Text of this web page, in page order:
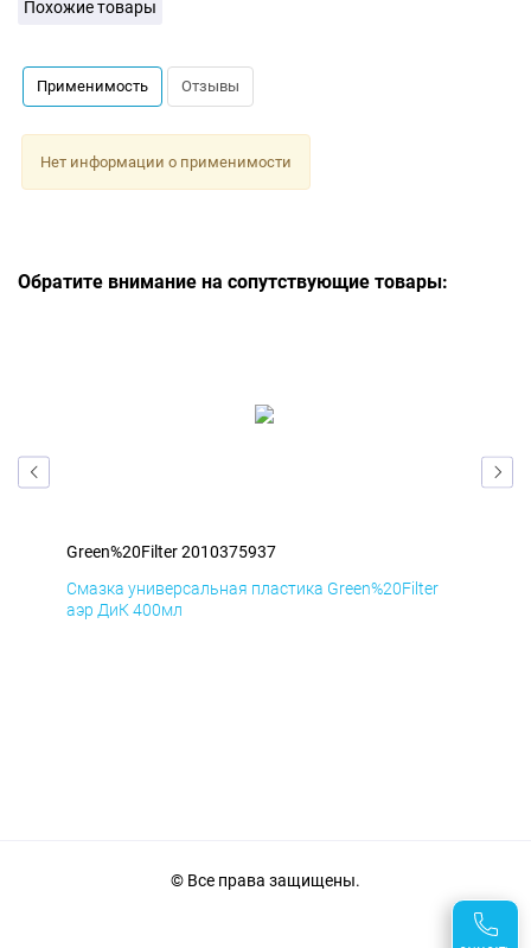
Похожие товары
Применимость Отзывы
Нет информации о применимости
Обратите внимание на сопутствующие товары:
Green%20Filter 2010375937
Смазка универсальная пластика Green%20Filter
аэр ДиК 400мл
© Все права защищены.